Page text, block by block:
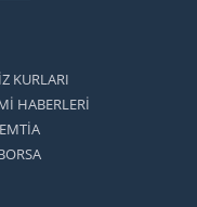
KURLARI
HABERLERİ
EMTİA